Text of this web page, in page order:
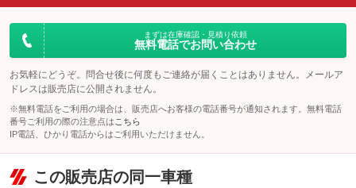
まずは在庫確認・見積り依頼
無料電話でお問い合わせ
お気軽にどうぞ。問合せ後に何度もご連絡が届くことはありません。メールア
ドレスは販売店に公開されません。
※無料電話をご利用の場合は、販売店へお客様の電話番号が通知されます。無料電話
番号ご利用の際の注意点は こちら
IP電話、ひかり電話からはご利用いただけません。
この販売店の同一車種